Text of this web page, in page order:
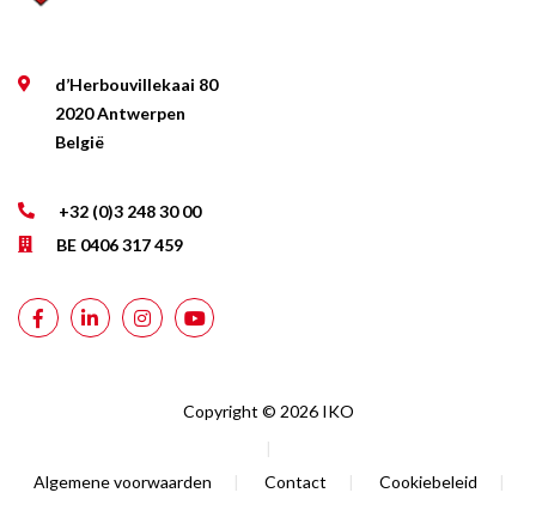
d’Herbouvillekaai 80
2020 Antwerpen
België
+32 (0)3 248 30 00
BE 0406 317 459
Copyright © 2026 IKO
|
Algemene voorwaarden
| Contact | Cookiebeleid |